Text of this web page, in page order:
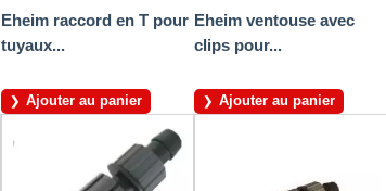
Eheim raccord en T pour
tuyaux...
Ajouter au panier
Eheim ventouse avec
clips pour...
Ajouter au panier